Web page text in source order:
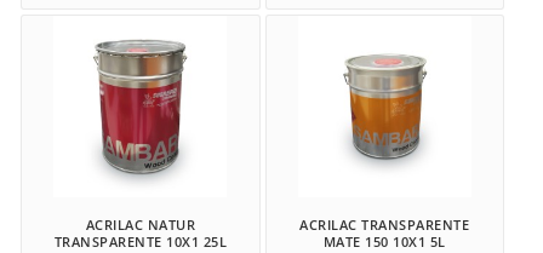
ACRILAC NATUR
TRANSPARENTE 10X1 25L
ACRILAC TRANSPARENTE
MATE 150 10X1 5L